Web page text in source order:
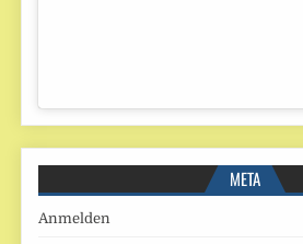
META
Anmelden